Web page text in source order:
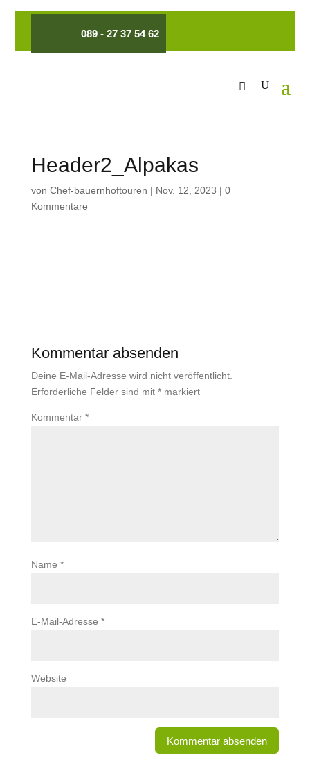
089 - 27 37 54 62
Header2_Alpakas
von Chef-bauernhoftouren | Nov. 12, 2023 | 0
Kommentare
Kommentar absenden
Deine E-Mail-Adresse wird nicht veröffentlicht.
Erforderliche Felder sind mit *markiert
Kommentar *
Name *
E-Mail-Adresse *
Website